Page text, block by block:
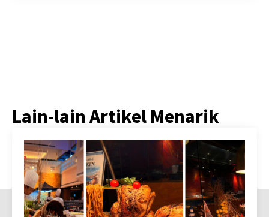
Lain-lain Artikel Menarik